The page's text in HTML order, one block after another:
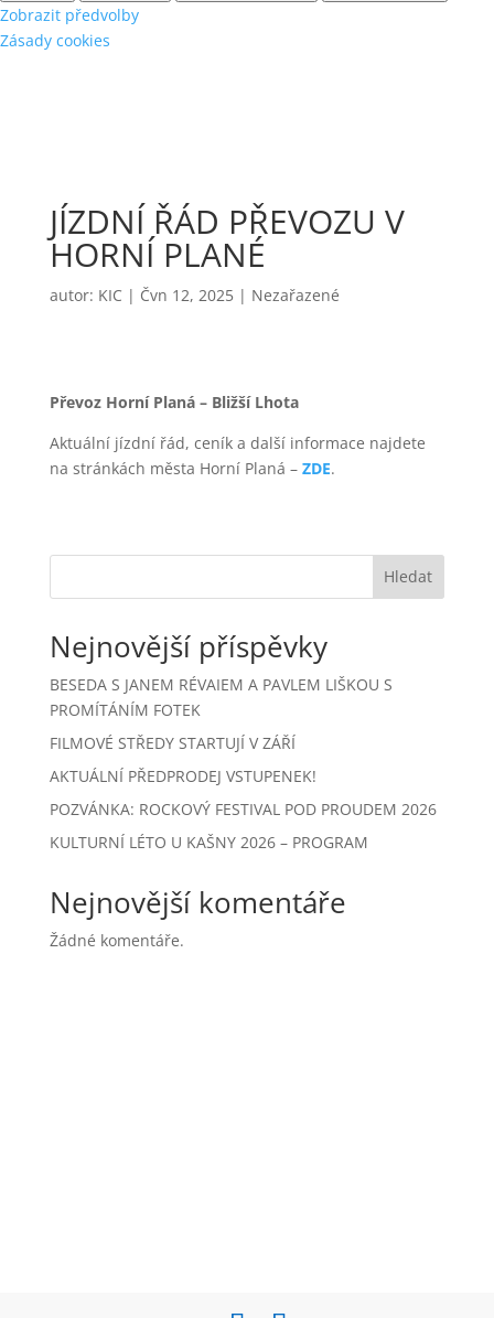
Zobrazit předvolby
Zásady cookies
JÍZDNÍ ŘÁD PŘEVOZU V
HORNÍ PLANÉ
autor: KIC | Čvn 12, 2025| Nezařazené
Převoz Horní Planá – Bližší Lhota
Aktuální jízdní řád, ceník a další informace najdete
na stránkách města Horní Planá – ZDE.
Hledat
Nejnovější příspěvky
BESEDA S JANEM RÉVAIEM A PAVLEM LIŠKOU S
PROMÍTÁNÍM FOTEK
FILMOVÉ STŘEDY STARTUJÍ V ZÁŘÍ
AKTUÁLNÍ PŘEDPRODEJ VSTUPENEK!
POZVÁNKA: ROCKOVÝ FESTIVAL POD PROUDEM 2026
KULTURNÍ LÉTO U KAŠNY 2026 – PROGRAM
Nejnovější komentáře
Žádné komentáře.